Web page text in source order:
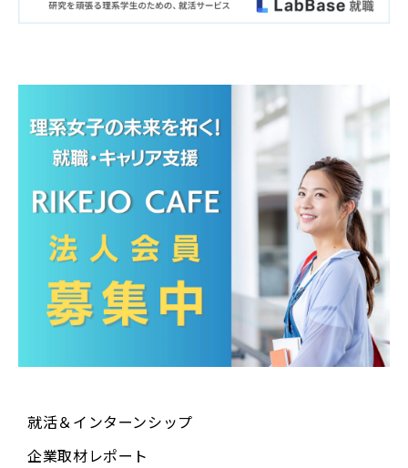
就活＆インターンシップ
企業取材レポート